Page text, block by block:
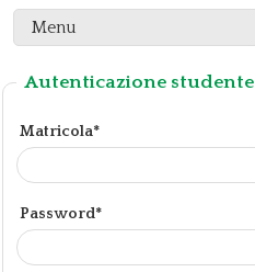
Menu
Autenticazione studente
Matricola*
Password*